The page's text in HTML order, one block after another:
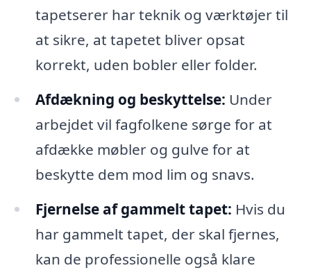
tapetserer har teknik og værktøjer til
at sikre, at tapetet bliver opsat
korrekt, uden bobler eller folder.
Afdækning og beskyttelse: Under
arbejdet vil fagfolkene sørge for at
afdække møbler og gulve for at
beskytte dem mod lim og snavs.
Fjernelse af gammelt tapet: Hvis du
har gammelt tapet, der skal fjernes,
kan de professionelle også klare